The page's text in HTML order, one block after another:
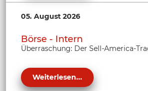
05. August 2026
Börse - Intern
Überraschung: Der Sell-America-
Weiterlesen...